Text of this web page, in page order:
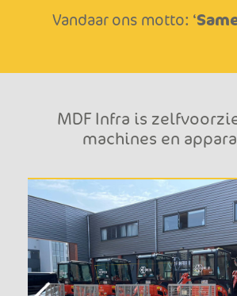
Vandaar ons motto: ‘
MDF Infra is
machines en